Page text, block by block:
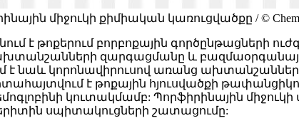
միջուկի քիմիական կառուցվածքը / ©
է թոքերում բորբոքային գործընթացների
զարգացմանը և
է նաև կորոնավիրուսով առանց
է թոքային հյուսվածքի
կուտակմամբ: Պորֆիրինային
սպիտակուցների շատացումը: